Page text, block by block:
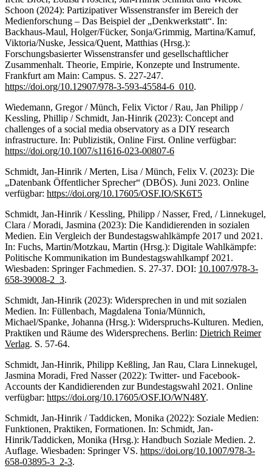
Schoon (2024): Partizipativer Wissenstransfer im Bereich der
Medienforschung – Das Beispiel der „Denkwerkstatt“. In:
Backhaus-Maul, Holger/Fücker, Sonja/Grimmig, Martina/Kamuf,
Viktoria/Nuske, Jessica/Quent, Matthias (Hrsg.):
Forschungsbasierter Wissenstransfer und gesellschaftlicher
Zusammenhalt. Theorie, Empirie, Konzepte und Instrumente.
Frankfurt am Main: Campus. S. 227-247.
https://doi.org/10.12907/978-3-593-45584-6_010.
Wiedemann, Gregor / Münch, Felix Victor / Rau, Jan Philipp /
Kessling, Phillip / Schmidt, Jan-Hinrik (2023): Concept and
challenges of a social media observatory as a DIY research
infrastructure. In: Publizistik, Online First. Online verfügbar:
https://doi.org/10.1007/s11616-023-00807-6
Schmidt, Jan-Hinrik / Merten, Lisa / Münch, Felix V. (2023): Die
„Datenbank Öffentlicher Sprecher“ (DBÖS). Juni 2023. Online
verfügbar: https://doi.org/10.17605/OSF.IO/SK6T5
Schmidt, Jan-Hinrik / Kessling, Philipp / Nasser, Fred, / Linnekugel,
Clara / Moradi, Jasmina (2023): Die Kandidierenden in sozialen
Medien. Ein Vergleich der Bundestagswahlkämpfe 2017 und 2021.
In: Fuchs, Martin/Motzkau, Martin (Hrsg.): Digitale Wahlkämpfe:
Politische Kommunikation im Bundestagswahlkampf 2021.
Wiesbaden: Springer Fachmedien. S. 27-37. DOI: 10.1007/978-3-
658-39008-2_3.
Schmidt, Jan-Hinrik (2023): Widersprechen in und mit sozialen
Medien. In: Füllenbach, Magdalena Tonia/Münnich,
Michael/Spanke, Johanna (Hrsg.): Widerspruchs-Kulturen. Medien,
Praktiken und Räume des Widersprechens. Berlin: Dietrich Reimer
Verlag. S. 57-64.
Schmidt, Jan-Hinrik, Philipp Keßling, Jan Rau, Clara Linnekugel,
Jasmina Moradi, Fred Nasser (2022): Twitter- und Facebook-
Accounts der Kandidierenden zur Bundestagswahl 2021. Online
verfügbar: https://doi.org/10.17605/OSF.IO/WN48Y.
Schmidt, Jan-Hinrik / Taddicken, Monika (2022): Soziale Medien:
Funktionen, Praktiken, Formationen. In: Schmidt, Jan-
Hinrik/Taddicken, Monika (Hrsg.): Handbuch Soziale Medien. 2.
Auflage. Wiesbaden: Springer VS. https://doi.org/10.1007/978-3-
658-03895-3_2-3.